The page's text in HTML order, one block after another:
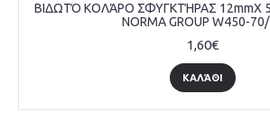
ΒΙΔΩΤΌ ΚΟΛΆΡΟ ΣΦΥΓΚΤΉΡΑΣ 12mmX
NORMA GROUP W450-
1,60€
ΚΑΛΆΘΙ